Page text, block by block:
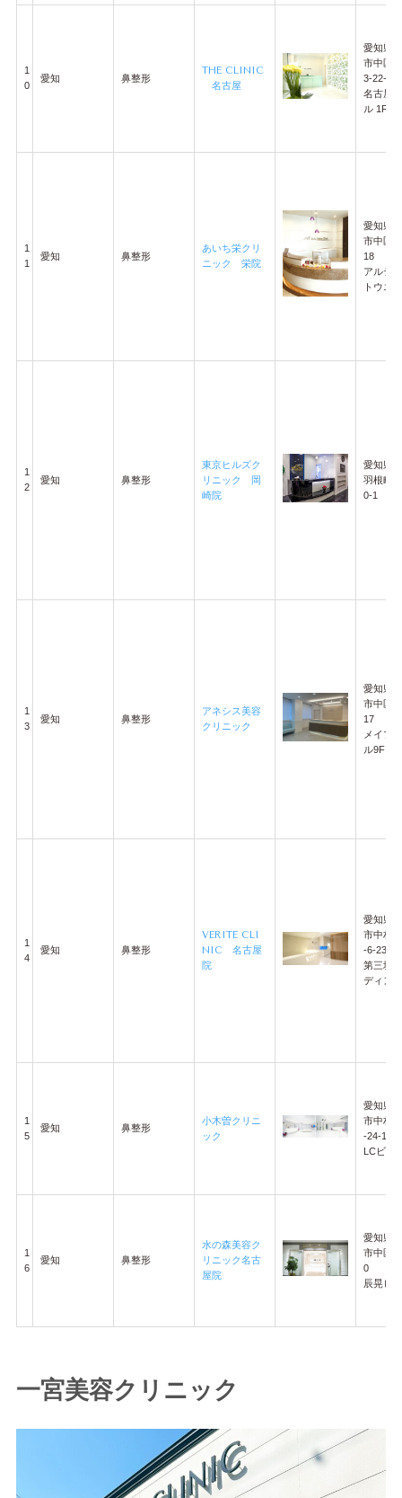
1
0
愛知 鼻整形
THE CLINIC
名古屋
愛知県
市中区
3-22-24
名古屋
ル 1F
1
1
愛知 鼻整形
あいち栄クリ
ニック 栄院
愛知県
市中区
18
アルテ
トウエ
1
2
愛知 鼻整形
東京ヒルズク
リニック 岡
崎院
愛知県
羽根町
0-1
1
3
愛知 鼻整形
アネシス美容
クリニック
愛知県
市中区
17
メイプ
ル9F
1
4
愛知 鼻整形
VERITE CLI
NIC 名古屋
院
愛知県
市中村
-6-23
第三堀
ディン
1
5
愛知 鼻整形
小木曽クリニ
ック
愛知県
市中村
-24-1
LCビル
1
6
愛知 鼻整形
水の森美容ク
リニック名古
屋院
愛知県
市中区
0
辰晃ビ
一宮美容クリニック